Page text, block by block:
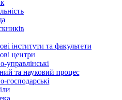
інститути та факультети
центри
управлінські
та науковий процес
господарські